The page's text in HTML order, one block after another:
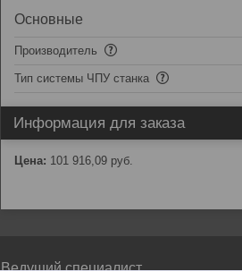
Основные
Производитель
Тип системы ЧПУ станка
Информация для заказа
Цена: 101 916,09 руб.
Ведущий специалист